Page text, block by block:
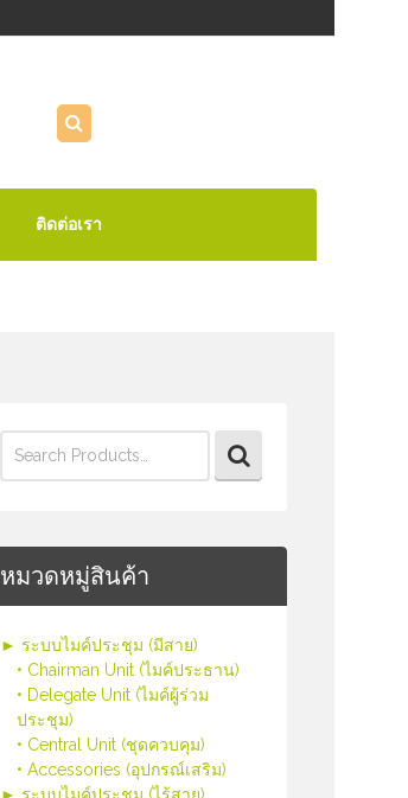
ติดต่อเรา
for:
หมวดหมู่สินค้า
► ระบบไมค์ประชุม (มีสาย)
• Chairman Unit (ไมค์ประธาน)
• Delegate Unit (ไมค์ผู้ร่วม
ประชุม)
• Central Unit (ชุดควบคุม)
• Accessories (อุปกรณ์เสริม)